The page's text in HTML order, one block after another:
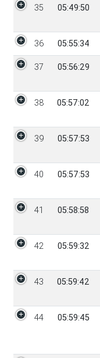
35 05:49:50
36 05:55:34
37 05:56:29
38 05:57:02
39 05:57:53
40 05:57:53
41 05:58:58
42 05:59:32
43 05:59:42
44 05:59:45